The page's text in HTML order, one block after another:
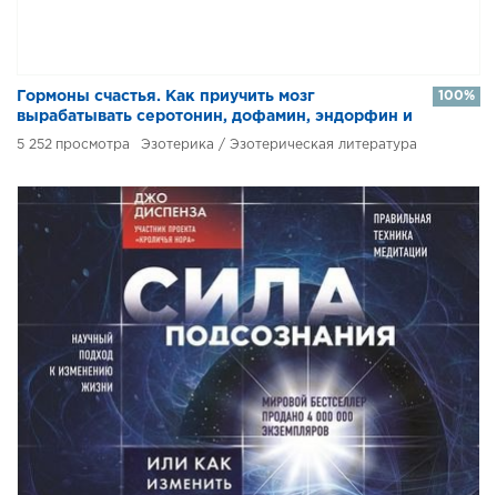
​​Гормоны счастья. Как приучить мозг
вырабатывать серотонин, дофамин, эндорфин и
окситоцин
5 252 Эзотерика / Эзотерическая литература
100%